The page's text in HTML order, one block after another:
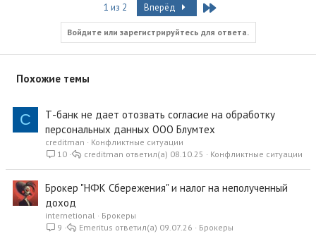
1 из 2 Вперёд Last
Войдите или зарегистрируйтесь для ответа.
Похожие темы
C
Т-банк не дает отозвать согласие на обработку
персональных данных ООО Блумтех
creditman
Конфликтные ситуации
10
Конфликтные ситуации
08.10.25
creditman
Брокер "НФК Сбережения" и налог на неполученный
доход
internetional
Брокеры
9
Брокеры
09.07.26
Emeritus